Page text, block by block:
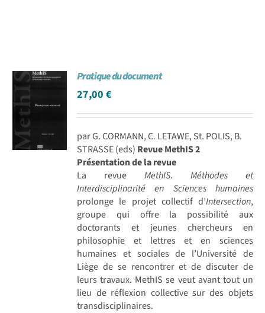
Pratique du document
27,00€
par G. CORMANN, C. LETAWE, St. POLIS, B.
STRASSE (eds) Revue MethIS 2
Présentation de la revue
La revueMethIS. Méthodes et
Interdisciplinarité en Sciences humaines
prolonge le projet collectif d’Intersection,
groupe qui offre la possibilité aux
doctorants et jeunes chercheurs en
philosophie et lettres et en sciences
humaines et sociales de l’Université de
Liège de se rencontrer et de discuter de
leurs travaux. MethIS se veut avant tout un
lieu de réflexion collective sur des objets
transdisciplinaires.